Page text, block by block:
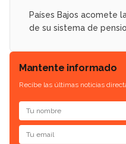
Países Bajos acomete
de su sistema de
Mantente informado
Recibe las últimas noticias